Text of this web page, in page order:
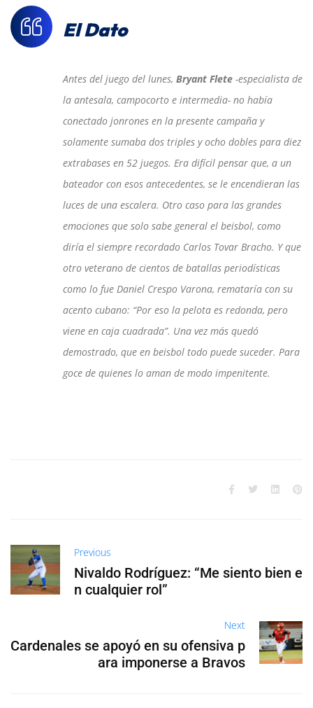
El Dato
Antes del juego del lunes, Bryant Flete -especialista de
la antesala, campocorto e intermedia- no había
conectado jonrones en la presente campaña y
solamente sumaba dos triples y ocho dobles para diez
extrabases en 52 juegos. Era difícil pensar que, a un
bateador con esos antecedentes, se le encendieran las
luces de una escalera. Otro caso para las grandes
emociones que solo sabe general el beisbol, como
diría el siempre recordado Carlos Tovar Bracho. Y que
otro veterano de cientos de batallas periodísticas
como lo fue Daniel Crespo Varona, remataría con su
acento cubano: “Por eso la pelota es redonda, pero
viene en caja cuadrada”. Una vez más quedó
demostrado, que en beisbol todo puede suceder. Para
goce de quienes lo aman de modo impenitente.
Previous
Nivaldo Rodríguez: “Me siento bien e
n cualquier rol”
Next
Cardenales se apoyó en su ofensiva p
ara imponerse a Bravos